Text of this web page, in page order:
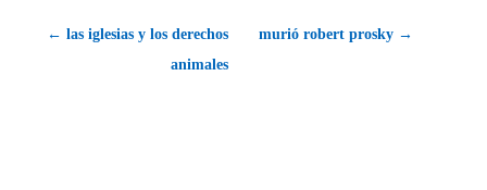
← las iglesias y los derechos
animales
murió robert prosky →